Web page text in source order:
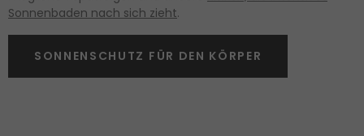
Sonnenbaden nach sich zieht.
SONNENSCHUTZ FÜR DEN KÖRPER